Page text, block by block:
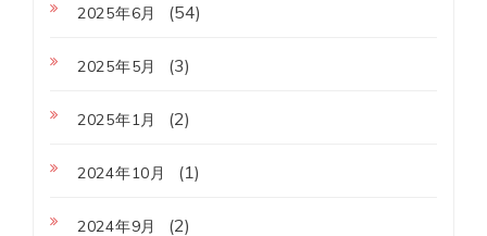
2025年6月 (54)
2025年5月 (3)
2025年1月 (2)
2024年10月 (1)
2024年9月 (2)